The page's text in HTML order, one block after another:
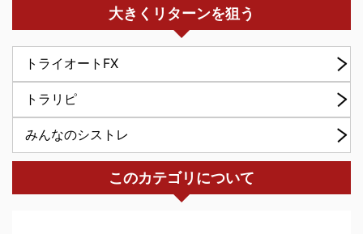
大きくリターンを狙う
トライオートFX
トラリピ
みんなのシストレ
このカテゴリについて